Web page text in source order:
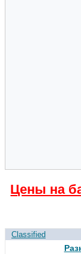
Цены на
Classified